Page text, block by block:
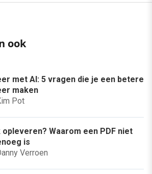
ook
met AI: 5 vragen die je een betere
maken
Pot
Waarom een PDF niet
is
Verroen